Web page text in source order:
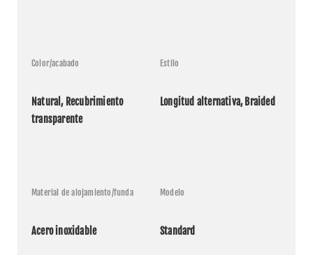
Color/acabado
Natural, Recubrimiento
transparente
Estilo
Longitud alternativa, Braided
Material de alojamiento/funda
Acero inoxidable
Modelo
Standard